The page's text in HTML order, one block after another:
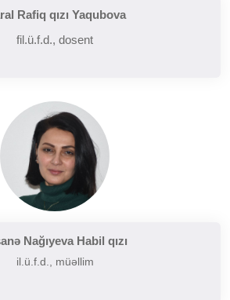
Rafiq qızı Yaqubova
fil.ü.f.d., dosent
Nağıyeva Habil qızı
il.ü.f.d., müəllim